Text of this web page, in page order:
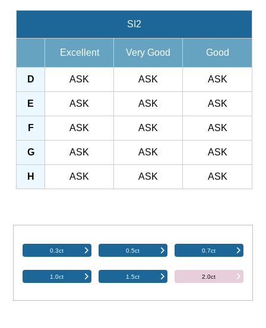
SI2
Excellent Very Good Good
D ASK ASK ASK
E ASK ASK ASK
F ASK ASK ASK
G ASK ASK ASK
H ASK ASK ASK
0.3ct 0.5ct 0.7ct
1.0ct 1.5ct 2.0ct